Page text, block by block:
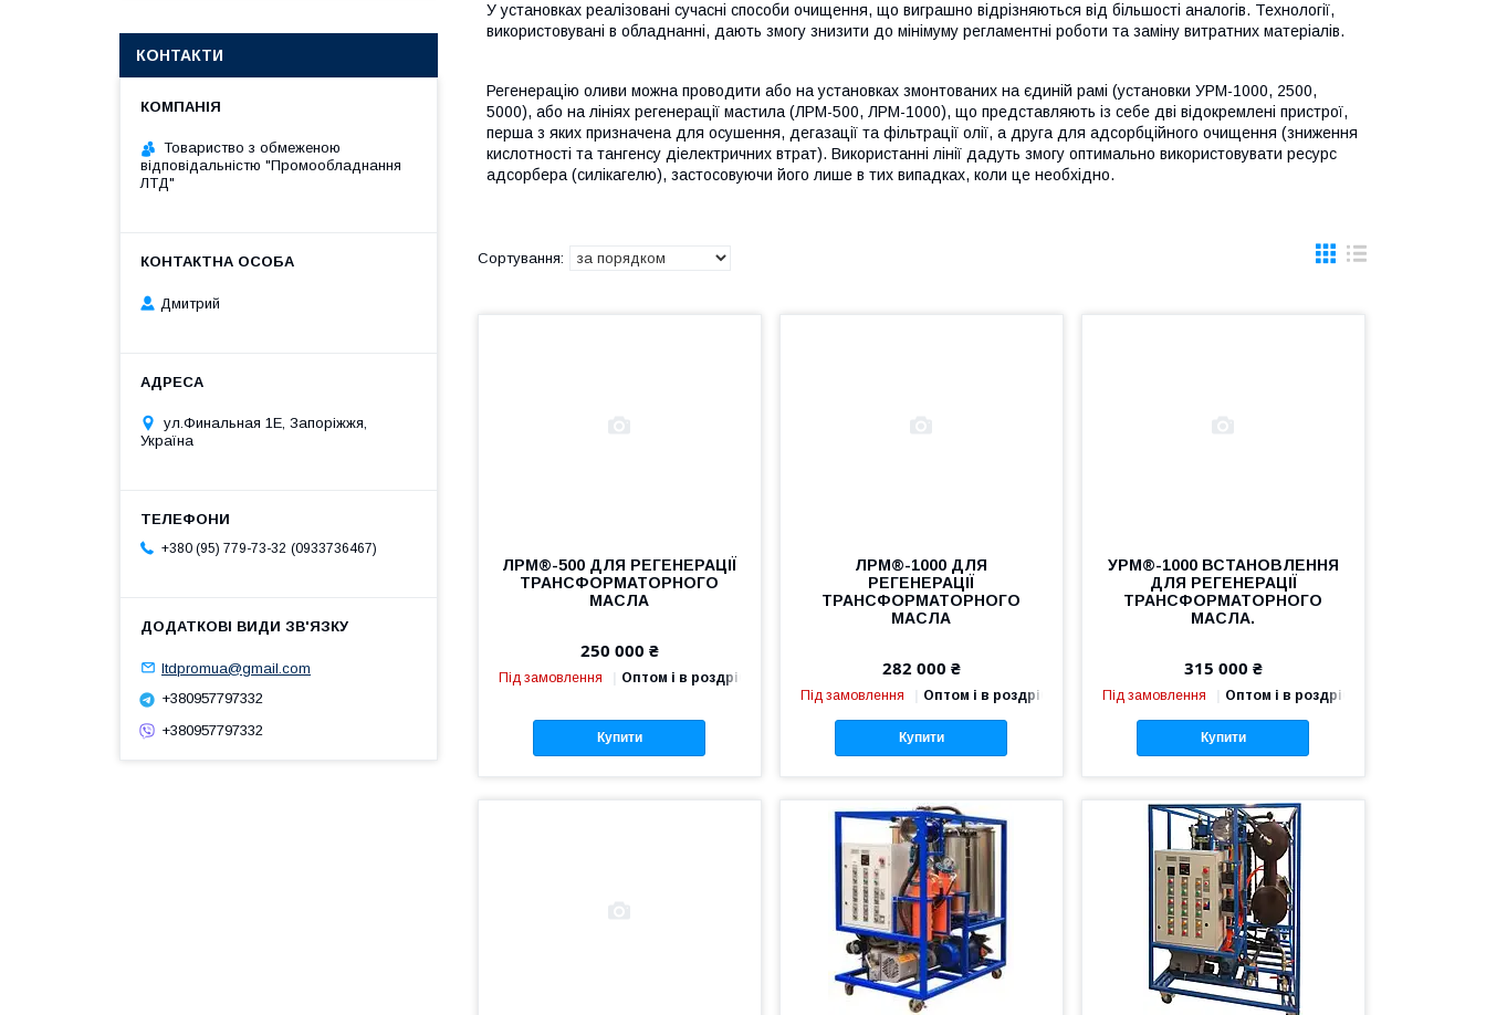
У установках реалізовані сучасні способи очищення, що виграшно відрізняються від більшості аналогів. Технології,
використовувані в обладнанні, дають змогу знизити до мінімуму регламентні роботи та заміну витратних матеріалів.
Регенерацію оливи можна проводити або на установках змонтованих на єдиній рамі (установки УРМ-1000, 2500,
5000), або на лініях регенерації мастила (ЛРМ-500, ЛРМ-1000), що представляють із себе дві відокремлені пристрої,
перша з яких призначена для осушення, дегазації та фільтрації олії, а друга для адсорбційного очищення (зниження
кислотності та тангенсу діелектричних втрат). Використанні лінії дадуть змогу оптимально використовувати ресурс
адсорбера (силікагелю), застосовуючи його лише в тих випадках, коли це необхідно.
ЛРМ®-500 ДЛЯ РЕГЕНЕРАЦІЇ
ТРАНСФОРМАТОРНОГО
МАСЛА
250 000 ₴
Під замовлення Оптом і в роздріб
Купити
ЛРМ®-1000 ДЛЯ
РЕГЕНЕРАЦІЇ
ТРАНСФОРМАТОРНОГО
МАСЛА
282 000 ₴
Під замовлення Оптом і в роздріб
Купити
УРМ®-1000 ВСТАНОВЛЕННЯ
ДЛЯ РЕГЕНЕРАЦІЇ
ТРАНСФОРМАТОРНОГО
МАСЛА.
315 000 ₴
Під замовлення Оптом і в роздріб
Купити
КОНТАКТИ
Товариство з обмеженою
відповідальністю "Промообладнання
ЛТД"
Дмитрий
ул.Финальная 1Е, Запоріжжя,
Україна
+380 (95) 779-73-32 0933736467
ltdpromua@gmail.com
+380957797332
+380957797332